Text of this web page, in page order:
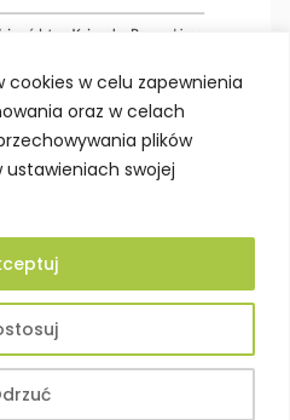
cookies w celu zapewnienia
oraz w celach
plików
ustawieniach swojej
Polityka prywatności